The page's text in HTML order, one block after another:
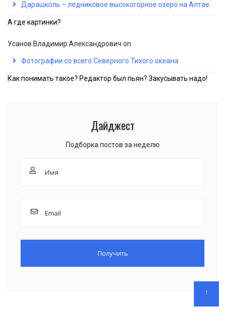
Дарашколь – ледниковое высокогорное озеро на Алтае
А где картинки?
Усанов Владимир Александрович on
Фотографии со всего Северного Тихого океана
Как понимать такое? Редактор был пьян? Закусывать надо!
Дайджест
Подборка постов за неделю
↑